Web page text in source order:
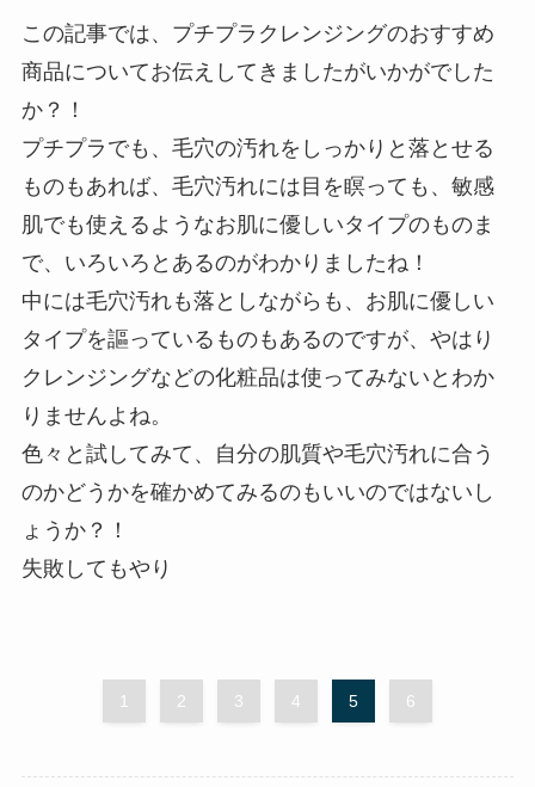
この記事では、プチプラクレンジングのおすすめ
商品についてお伝えしてきましたがいかがでした
か？！
プチプラでも、毛穴の汚れをしっかりと落とせる
ものもあれば、毛穴汚れには目を瞑っても、敏感
肌でも使えるようなお肌に優しいタイプのものま
で、いろいろとあるのがわかりましたね！
中には毛穴汚れも落としながらも、お肌に優しい
タイプを謳っているものもあるのですが、やはり
クレンジングなどの化粧品は使ってみないとわか
りませんよね。
色々と試してみて、自分の肌質や毛穴汚れに合う
のかどうかを確かめてみるのもいいのではないし
ょうか？！
失敗してもやり
1 2 3 4 5 6